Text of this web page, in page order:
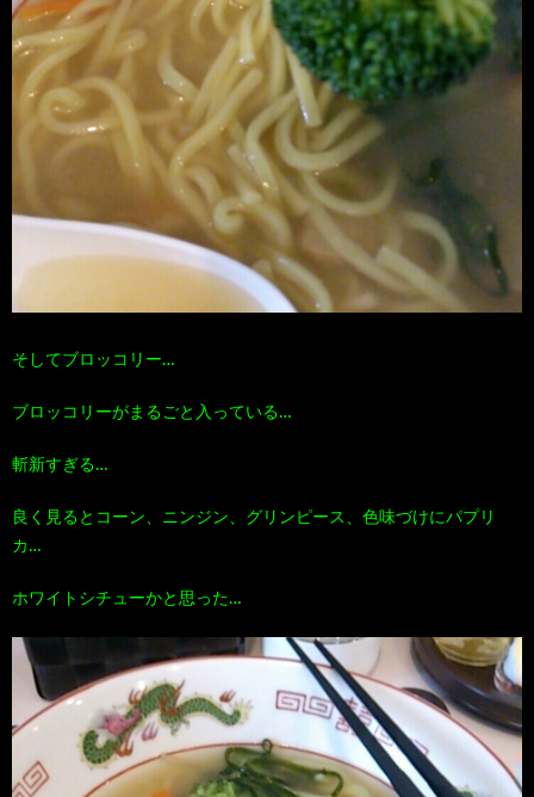
そしてブロッコリー…
ブロッコリーがまるごと入っている…
斬新すぎる…
良く見るとコーン、ニンジン、グリンピース、色味づけにパプリ
カ…
ホワイトシチューかと思った…